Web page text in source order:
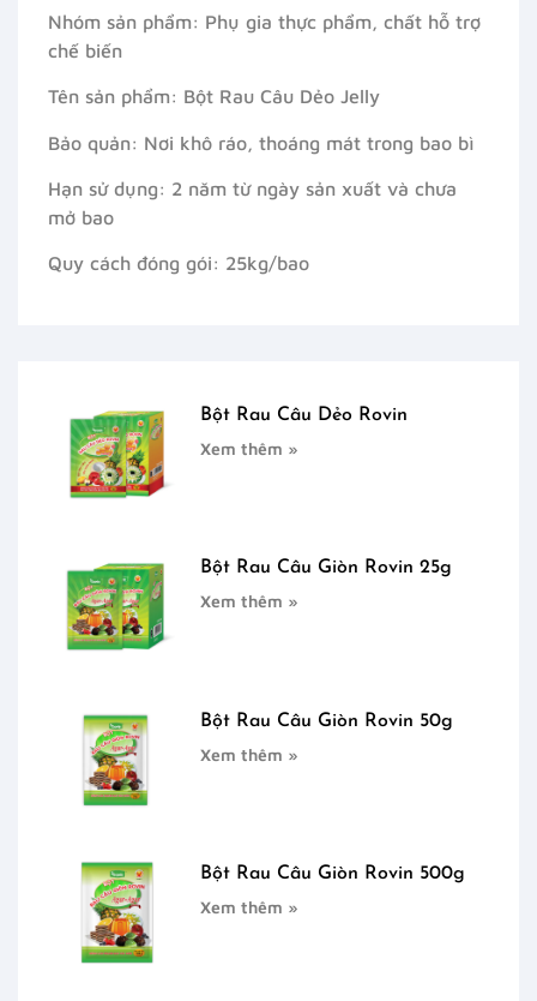
Nhóm sản phẩm: Phụ gia thực phẩm, chất hỗ trợ
chế biến
Tên sản phẩm: Bột Rau Câu Dẻo Jelly
Bảo quản: Nơi khô ráo, thoáng mát trong bao bì
Hạn sử dụng: 2 năm từ ngày sản xuất và chưa
mở bao
Quy cách đóng gói: 25kg/bao
Bột Rau Câu Dẻo Rovin
Xem thêm »
Bột Rau Câu Giòn Rovin 25g
Xem thêm »
Bột Rau Câu Giòn Rovin 50g
Xem thêm »
Bột Rau Câu Giòn Rovin 500g
Xem thêm »